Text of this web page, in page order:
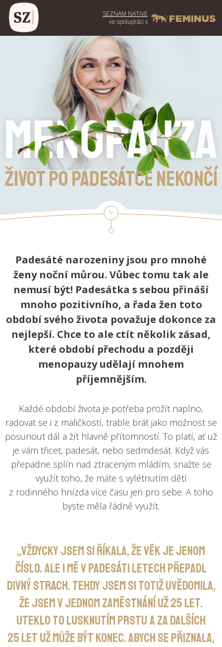
SEZNAM NATIVE
ve spolupráci s
Život po padesátce nekončí
Padesáté narozeniny jsou pro mnohé
ženy noční můrou. Vůbec tomu tak ale
nemusí být! Padesátka s sebou přináší
mnoho pozitivního, a řada žen toto
období svého života považuje dokonce za
nejlepší. Chce to ale ctít několik zásad,
které období přechodu a později
menopauzy udělají mnohem
příjemnějším.
Každé období života je potřeba prožít naplno,
radovat se i z maličkostí, trable brát jako možnost se
posunout dál a žít hlavně přítomností. To platí, ať už
je vám třicet, padesát, nebo sedmdesát. Když vás
přepadne splín nad ztraceným mládím, snažte se
využít toho, že máte s vylétnutím dětí
z rodinného hnízda více času jen pro sebe. A toho
byste měla řádně využít.
„Vždycky jsem si říkala, že věk je jenom
číslo. Ale i mě v padesáti letech přepadl
divný strach. Tehdy jsem si totiž uvědomila,
že jsem v jednom zaměstnání už 25 let.
Uteklo to lusknutím prstu a za dalších
25 let už může být konec. Abych se přiznala,